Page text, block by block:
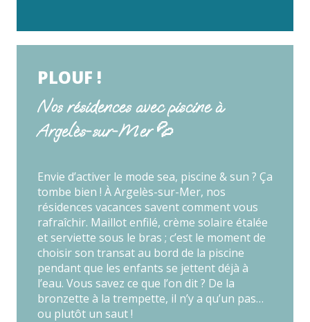
PLOUF !
Nos résidences avec piscine à
Argelès-sur-Mer 💦
Envie d’activer le mode sea, piscine & sun ? Ça
tombe bien ! À Argelès-sur-Mer, nos
résidences vacances savent comment vous
rafraîchir. Maillot enfilé, crème solaire étalée
et serviette sous le bras ; c’est le moment de
choisir son transat au bord de la piscine
pendant que les enfants se jettent déjà à
l’eau. Vous savez ce que l’on dit ? De la
bronzette à la trempette, il n’y a qu’un pas…
ou plutôt un saut !